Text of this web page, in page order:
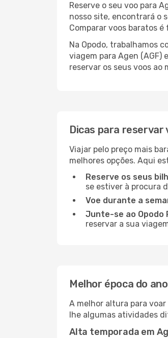
Reserve o seu voo para
nosso site, encontrará o
Comparar voos baratos
Na Opodo, trabalhamos
viagem para Agen
reservar os seus voos ao
Dicas para reservar
Viajar pelo preço mais
melhores opções. Aqui
Reserve os seus
se estiver à procura
Voe durante a
Junte-se ao Opodo
reservar a sua
Melhor época do
A melhor altura para
lhe algumas atividades
Alta temporada em